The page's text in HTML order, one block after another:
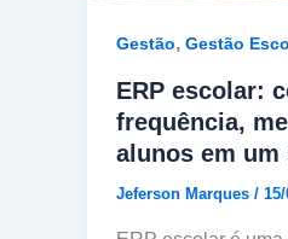
Gestão, Gestão
ERP escolar:
frequência,
alunos em um
Jeferson Marques /